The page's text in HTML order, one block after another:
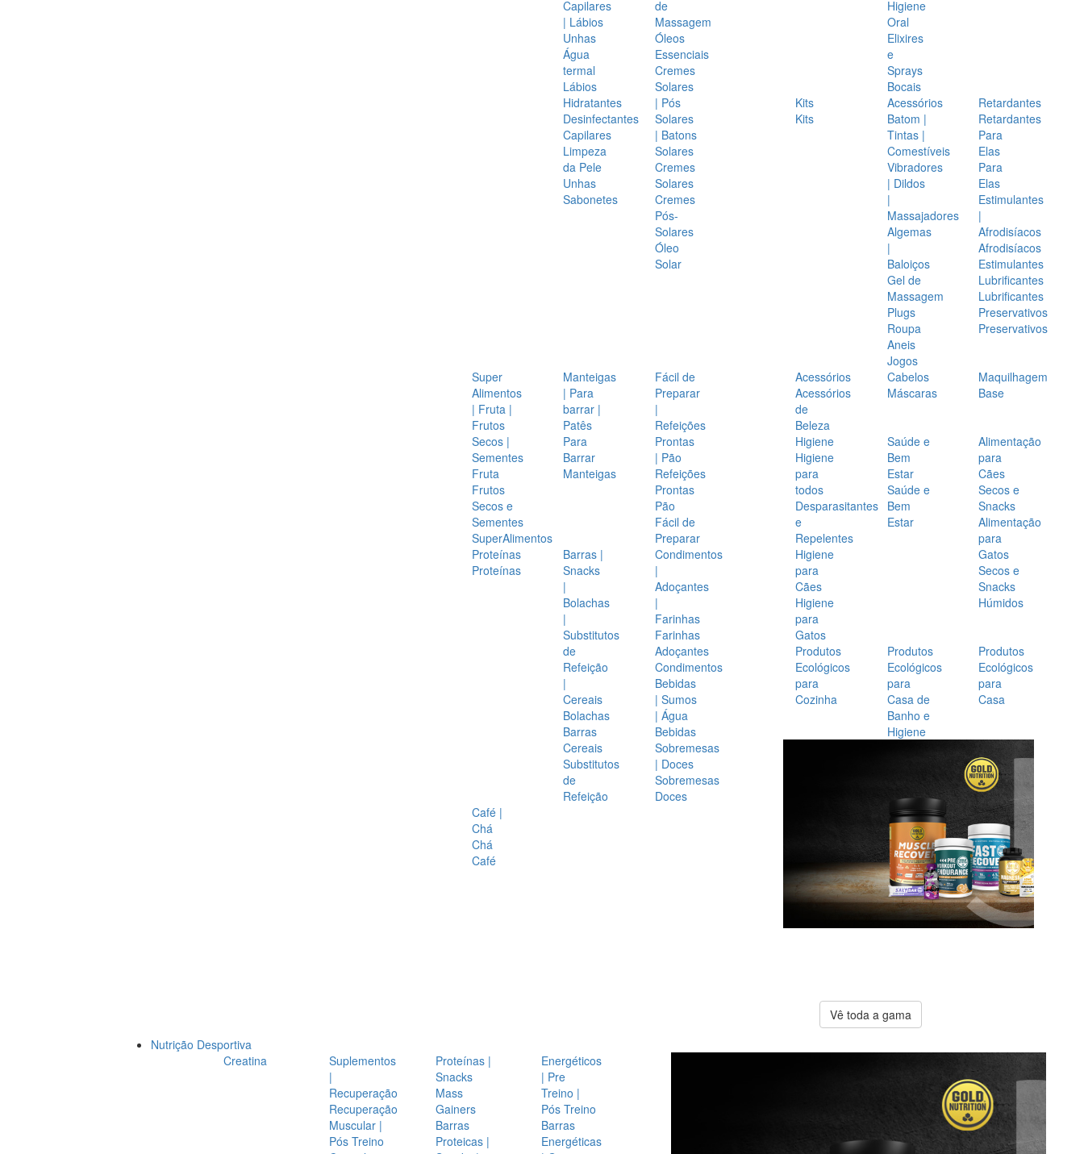
Capilares
| Lábios
Unhas
Água
termal
Lábios
Hidratantes
Desinfectantes
Capilares
Limpeza
da Pele
Unhas
Sabonetes
de
Massagem
Óleos
Essenciais
Cremes
Solares
| Pós
Solares
| Batons
Solares
Cremes
Solares
Cremes
Pós-
Solares
Óleo
Solar
Higiene
Oral
Elixires
e
Sprays
Bocais
Kits
Kits
Acessórios
Batom |
Tintas |
Comestíveis
Vibradores
| Dildos
|
Massajadores
Algemas
|
Baloiços
Gel de
Massagem
Plugs
Roupa
Aneis
Jogos
Retardantes
Retardantes
Para
Elas
Para
Elas
Estimulantes
|
Afrodisíacos
Afrodisíacos
Estimulantes
Lubrificantes
Lubrificantes
Preservativos
Preservativos
Super
Alimentos
| Fruta |
Frutos
Secos |
Sementes
Fruta
Frutos
Secos e
Sementes
SuperAlimentos
Manteigas
| Para
barrar |
Patês
Para
Barrar
Manteigas
Fácil de
Preparar
|
Refeições
Prontas
| Pão
Refeições
Prontas
Pão
Fácil de
Preparar
Proteínas
Proteínas
Barras |
Snacks
|
Bolachas
|
Substitutos
de
Refeição
|
Cereais
Bolachas
Barras
Cereais
Substitutos
de
Refeição
Condimentos
|
Adoçantes
|
Farinhas
Farinhas
Adoçantes
Condimentos
Bebidas
| Sumos
| Água
Bebidas
Sobremesas
| Doces
Sobremesas
Doces
Café |
Chá
Chá
Café
Acessórios
Acessórios
de
Beleza
Cabelos
Máscaras
Maquilhagem
Base
Higiene
Higiene
para
todos
Desparasitantes
e
Repelentes
Higiene
para
Cães
Higiene
para
Gatos
Saúde e
Bem
Estar
Saúde e
Bem
Estar
Alimentação
para
Cães
Secos e
Snacks
Alimentação
para
Gatos
Secos e
Snacks
Húmidos
Produtos
Ecológicos
para
Cozinha
Produtos
Ecológicos
para
Casa de
Banho e
Higiene
Produtos
Ecológicos
para
Casa
Vê toda a gama
Nutrição Desportiva
Creatina
Suplementos
|
Recuperação
Recuperação
Muscular |
Pós Treino
Proteínas |
Snacks
Mass
Gainers
Barras
Proteicas |
Energéticos
| Pre
Treino |
Pós Treino
Barras
Energéticas